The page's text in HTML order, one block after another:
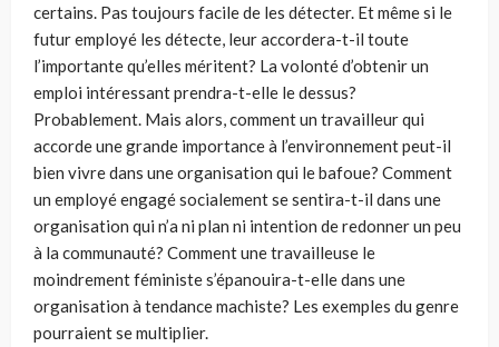
certains. Pas toujours facile de les détecter. Et même si le
futur employé les détecte, leur accordera-t-il toute
l’importante qu’elles méritent? La volonté d’obtenir un
emploi intéressant prendra-t-elle le dessus?
Probablement. Mais alors, comment un travailleur qui
accorde une grande importance à l’environnement peut-il
bien vivre dans une organisation qui le bafoue? Comment
un employé engagé socialement se sentira-t-il dans une
organisation qui n’a ni plan ni intention de redonner un peu
à la communauté? Comment une travailleuse le
moindrement féministe s’épanouira-t-elle dans une
organisation à tendance machiste? Les exemples du genre
pourraient se multiplier.